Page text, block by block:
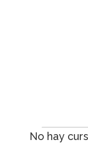
No hay